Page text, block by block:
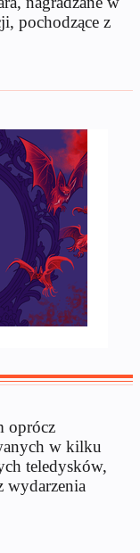
pochodzące z
oprócz
w kilku
teledysków,
wydarzenia